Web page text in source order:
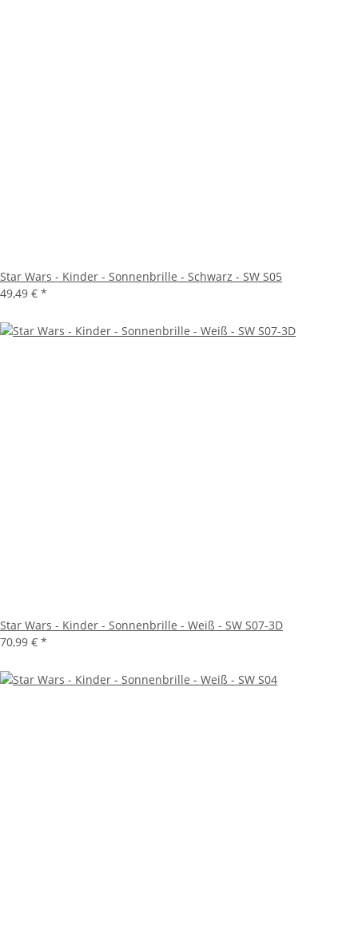
Star Wars - Kinder - Sonnenbrille - Schwarz - SW S05
49,49 € *
Star Wars - Kinder - Sonnenbrille - Weiß - SW S07-3D
70,99 € *